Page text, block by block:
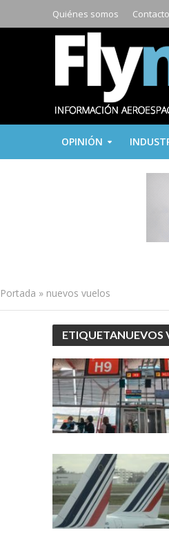
Quiénes somos Contacto
OPINIÓN
Portada » nuevos vuelos
ETIQUETANUEVOS